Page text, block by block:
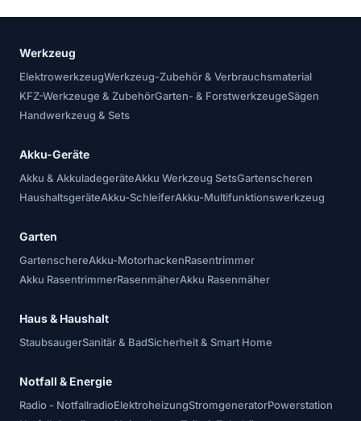
Werkzeug
ElektrowerkzeugWerkzeug-Zubehör & Verbrauchsmaterial
KFZ-Werkzeuge & ZubehörGarten- & ForstwerkzeugeSägen
Handwerkzeug & Sets
Akku-Geräte
Akku & AkkuladegeräteAkku Werkzeug SetsGartenscheren
HaushaltsgeräteAkku-SchleiferAkku-Multifunktionswerkzeug
Garten
GartenschereAkku-MotorhackenRasentrimmer
Akku RasentrimmerRasenmäherAkku Rasenmäher
Haus & Haushalt
StaubsaugerSanitär & BadSicherheit & Smart Home
Notfall & Energie
Radio - NotfallradioElektroheizungStromgeneratorPowerstation